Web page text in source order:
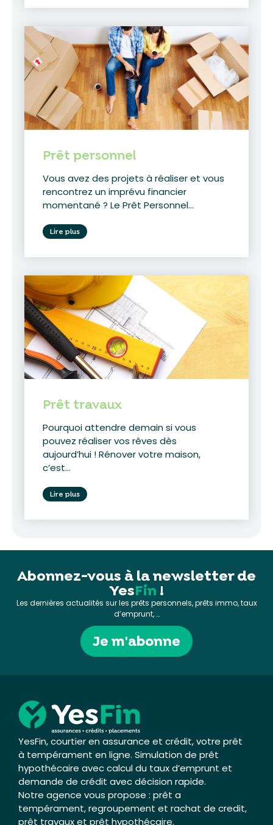
Prêt personnel
Vous avez des projets à réaliser et vous
rencontrez un imprévu financier
momentané ? Le Prêt Personnel...
Lire plus
Prêt travaux
Pourquoi attendre demain si vous
pouvez réaliser vos rêves dès
aujourd’hui ! Rénover votre maison,
c’est...
Lire plus
Abonnez-vous à la newsletter de
YesFin !
Les dernières actualités sur les prêts personnels, prêts immo, taux
d’emprunt, …
Je m'abonne
YesFin, courtier en assurance et crédit, votre prêt
à tempérament en ligne. Simulation de prêt
hypothécaire avec calcul du taux d’emprunt et
demande de crédit avec décision rapide.
Notre agence vous propose : prêt a
tempérament, regroupement et rachat de credit,
prêt travaux et prêt hypothécaire.